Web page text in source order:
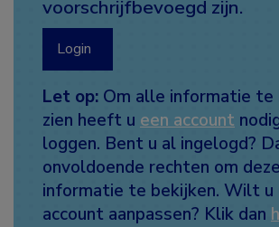
voorschrijfbevoegd zijn.
Login
Let op: Om alle informatie te
zien heeft u een account
loggen. Bent u al ingelogd?
onvoldoende rechten om deze
informatie te bekijken. Wilt u
account aanpassen? Klik dan